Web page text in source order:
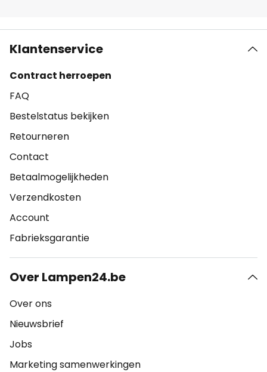
Klantenservice
Contract herroepen
FAQ
Bestelstatus bekijken
Retourneren
Contact
Betaalmogelijkheden
Verzendkosten
Account
Fabrieksgarantie
Over Lampen24.be
Over ons
Nieuwsbrief
Jobs
Marketing samenwerkingen